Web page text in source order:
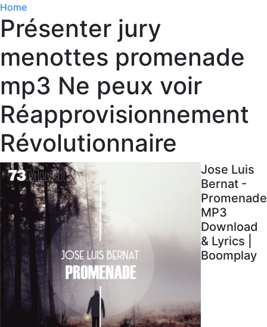
Home
Présenter jury
menottes promenade
mp3 Ne peux voir
Réapprovisionnement
Révolutionnaire
Jose Luis
Bernat -
Promenade
MP3
Download
& Lyrics |
Boomplay